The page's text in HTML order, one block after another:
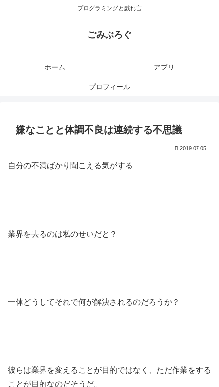
プログラミングと戯れ言
ごみぶろぐ
ホーム アプリ
プロフィール
嫌なことと体調不良は連続する不思議
2019.07.05
自分の不満ばかり聞こえる気がする
業界を去るのは私のせいだと？
一体どうしてそれで何が解決されるのだろうか？
彼らは業界を変えることが目的ではなく、ただ作業をする
ことが目的なのだそうだ。